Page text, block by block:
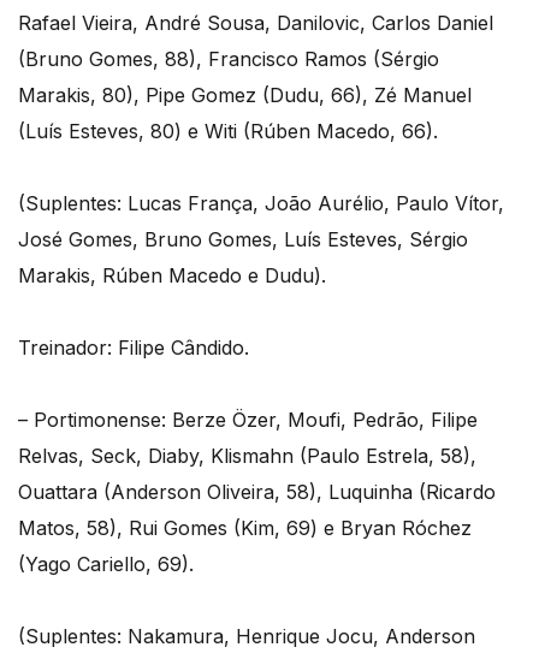
Rafael Vieira, André Sousa, Danilovic, Carlos Daniel
(Bruno Gomes, 88), Francisco Ramos (Sérgio
Marakis, 80), Pipe Gomez (Dudu, 66), Zé Manuel
(Luís Esteves, 80) e Witi (Rúben Macedo, 66).
(Suplentes: Lucas França, João Aurélio, Paulo Vítor,
José Gomes, Bruno Gomes, Luís Esteves, Sérgio
Marakis, Rúben Macedo e Dudu).
Treinador: Filipe Cândido.
– Portimonense: Berze Özer, Moufi, Pedrão, Filipe
Relvas, Seck, Diaby, Klismahn (Paulo Estrela, 58),
Ouattara (Anderson Oliveira, 58), Luquinha (Ricardo
Matos, 58), Rui Gomes (Kim, 69) e Bryan Róchez
(Yago Cariello, 69).
(Suplentes: Nakamura, Henrique Jocu, Anderson